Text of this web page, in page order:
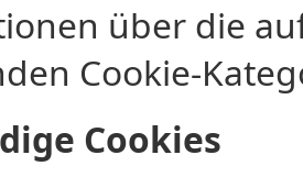
über die
Cookie-
Cookies